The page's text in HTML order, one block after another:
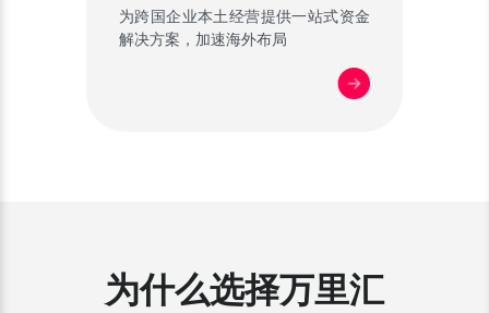
为跨国企业本土经营提供一站式资金
解决方案，加速海外布局
为什么选择万里汇